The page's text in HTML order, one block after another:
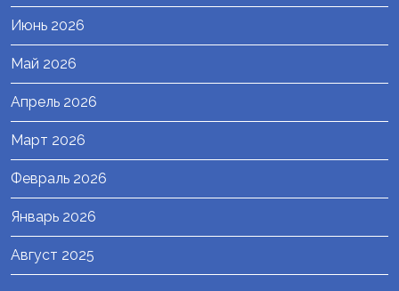
Июнь 2026
Май 2026
Апрель 2026
Март 2026
Февраль 2026
Январь 2026
Август 2025